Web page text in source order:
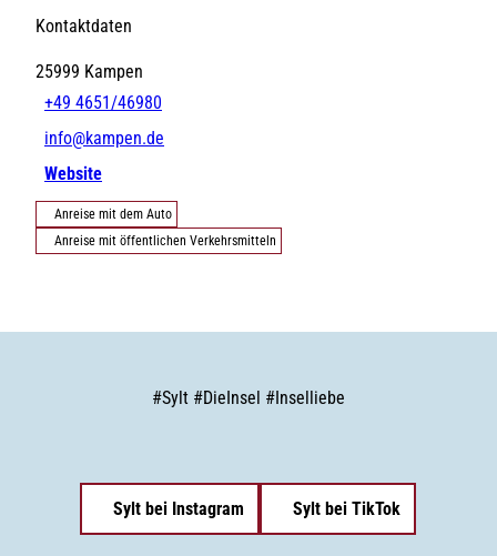
Kontaktdaten
25999 Kampen
+49 4651/46980
info@kampen.de
Website
Anreise mit dem Auto
Anreise mit öffentlichen Verkehrsmitteln
#Sylt #DieInsel #Inselliebe
Sylt bei Instagram Sylt bei TikTok